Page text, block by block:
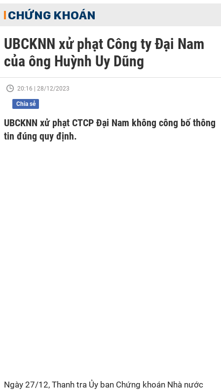
CHỨNG KHOÁN
UBCKNN xử phạt Công ty Đại Nam
của ông Huỳnh Uy Dũng
20:16 | 28/12/2023
Chia sẻ
UBCKNN xử phạt CTCP Đại Nam không công bố thông
tin đúng quy định.
Ngày 27/12, Thanh tra Ủy ban Chứng khoán Nhà nước